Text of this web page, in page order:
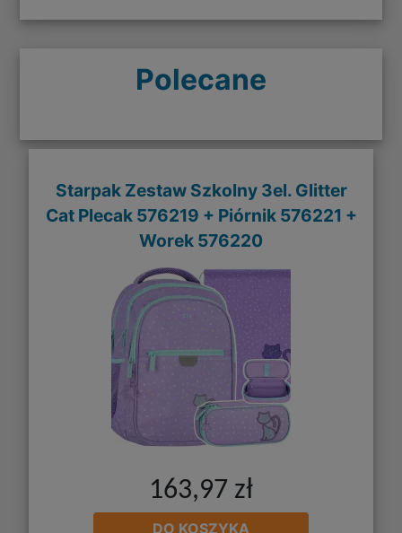
Polecane
Starpak Zestaw Szkolny 3el. Glitter
Cat Plecak 576219 + Piórnik 576221 +
Worek 576220
163,97 zł
DO KOSZYKA